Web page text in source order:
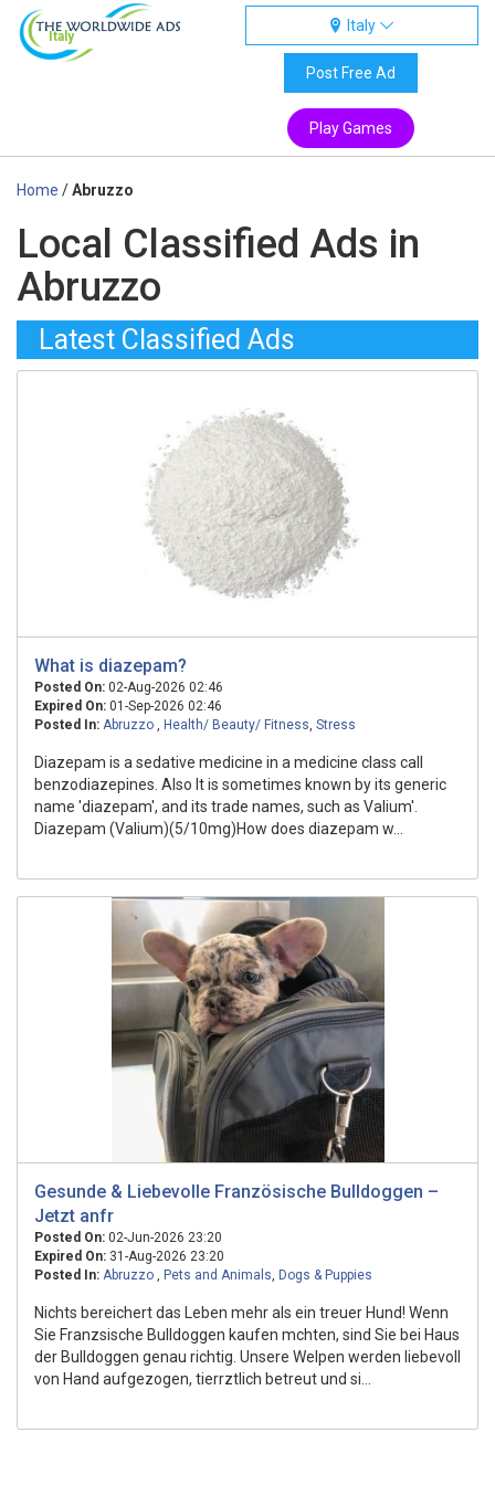
Italy
Italy
Post Free Ad
Play Games
Home /Abruzzo
Local Classified Ads in
Abruzzo
Latest Classified Ads
What is diazepam?
Posted On: 02-Aug-2026 02:46
Expired On: 01-Sep-2026 02:46
Posted In: Abruzzo , Health/ Beauty/ Fitness, Stress
Diazepam is a sedative medicine in a medicine class call
benzodiazepines. Also It is sometimes known by its generic
name 'diazepam', and its trade names, such as Valium'.
Diazepam (Valium)(5/10mg)How does diazepam w...
Gesunde & Liebevolle Französische Bulldoggen –
Jetzt anfr
Posted On: 02-Jun-2026 23:20
Expired On: 31-Aug-2026 23:20
Posted In: Abruzzo , Pets and Animals, Dogs & Puppies
Nichts bereichert das Leben mehr als ein treuer Hund! Wenn
Sie Franzsische Bulldoggen kaufen mchten, sind Sie bei Haus
der Bulldoggen genau richtig. Unsere Welpen werden liebevoll
von Hand aufgezogen, tierrztlich betreut und si...